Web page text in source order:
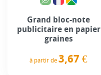
Grand bloc-note
publicitaire en papier
graines
à partir de 3,67 €